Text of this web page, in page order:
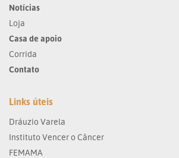
Notícias
Loja
Casa de apoio
Corrida
Contato
Links úteis
Dráuzio Varela
Instituto Vencer o Câncer
FEMAMA